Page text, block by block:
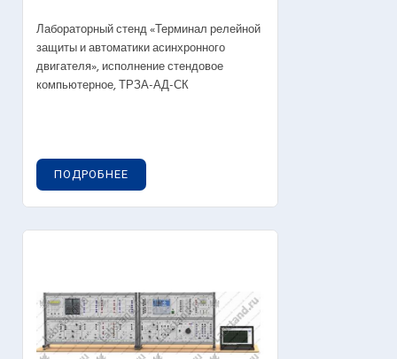
Лабораторный стенд «Терминал релейной
защиты и автоматики асинхронного
двигателя», исполнение стендовое
компьютерное, ТРЗА-АД-СК
ПОДРОБНЕЕ